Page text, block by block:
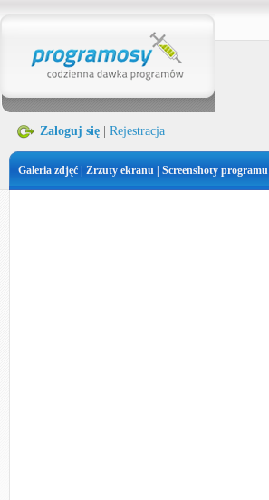
Zaloguj się Rejestracja
Galeria zdjęć | Zrzuty ekranu | Screenshoty programu